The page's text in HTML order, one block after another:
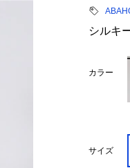
シルキ
カラー
サイズ